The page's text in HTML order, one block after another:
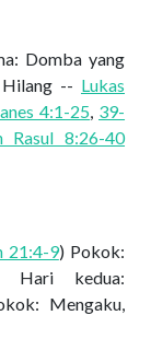
Domba yang
-- Lukas
4:1-25, 39-
Rasul 8:26-40
21:4-9) Pokok:
Hari kedua:
Mengaku,